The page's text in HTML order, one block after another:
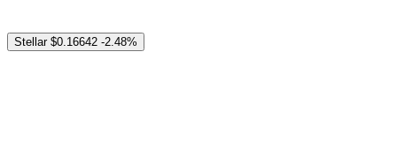
Stellar $0.16642 -2.48%